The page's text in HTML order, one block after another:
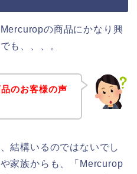
の商品にかなり興
も、、、。
のお客様の声
結構いるのではないでし
家族からも、「Mercurop